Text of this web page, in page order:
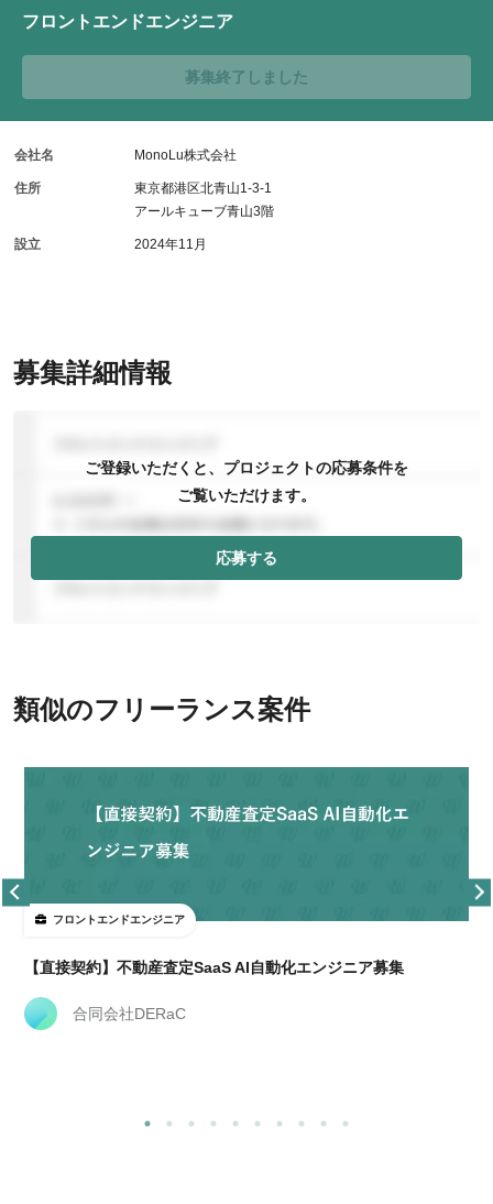
募集詳細情報
ご登録いただくと、プロジェクトの応募条件を
ご覧いただけます。
応募する
フロントエンドエンジニア
募集終了しました
会社名 MonoLu株式会社
住所
東京都港区北青山1-3-1
アールキューブ青山3階
設立 2024年11月
類似のフリーランス案件
フロントエンドエンジニア
【直接契約】不動産査定SaaS AI自動化エンジニア募集
合同会社DERaC